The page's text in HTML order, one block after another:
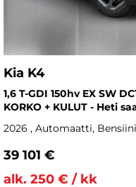
Kia K4
1,6 T-GDI 150hv EX SW
KORKO + KULUT - Heti
2026 , Automaatti,
39 101 €
alk. 250 € / kk